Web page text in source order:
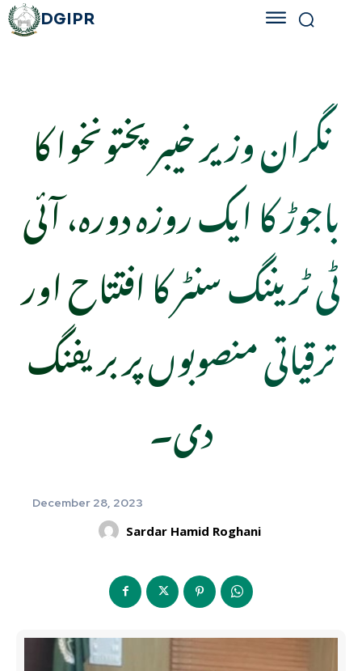
DGIPR
نگران وزیر خیبر پختونخوا کا
باجوڑ کا ایک روزہ دورہ، آئی
ٹی ٹریننگ سنٹر کا افتتاح اور
ترقیاتی منصوبوں پر بریفنگ
دی۔
December 28, 2023
Sardar Hamid Roghani